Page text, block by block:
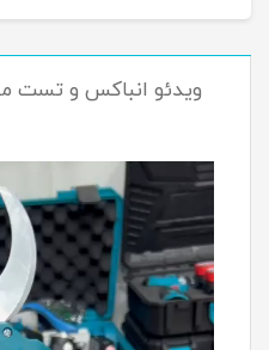
ویدئو انباکس و تست